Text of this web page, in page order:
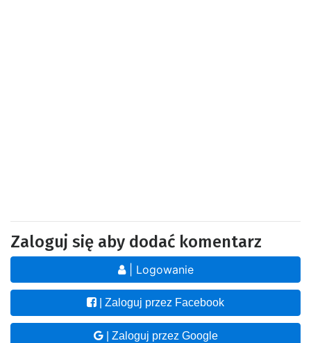
Zaloguj się aby dodać komentarz
| Logowanie
| Zaloguj przez Facebook
| Zaloguj przez Google